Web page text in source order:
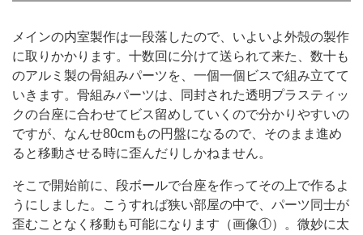
メインの内室製作は一段落したので、いよいよ外殻の製作
に取りかかります。十数回に分けて送られて来た、数十も
のアルミ製の骨組みパーツを、一個一個ビスで組み立てて
いきます。骨組みパーツは、同封された透明プラスティッ
クの台座に合わせてビス留めしていくので分かりやすいの
ですが、なんせ80cmもの円盤になるので、そのまま進め
ると移動させる時に歪んだりしかねません。
そこで開始前に、段ボールで台座を作ってその上で作るよ
うにしました。こうすれば狭い部屋の中で、パーツ同士が
歪むことなく移動も可能になります（画像①）。微妙に太